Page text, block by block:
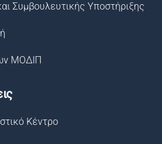
Συμβουλευτικής Υποστήριξης
ΜΟΔΙΠ
Κέντρο